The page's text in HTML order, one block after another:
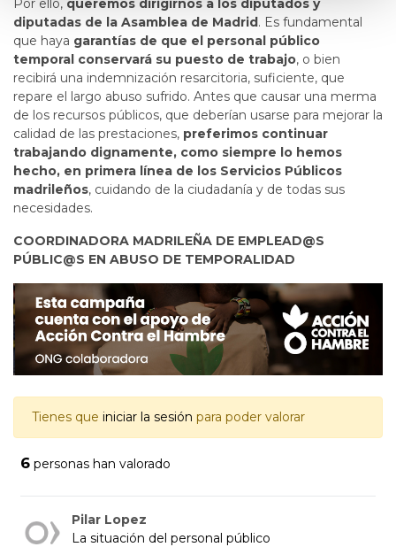
diputadas de la Asamblea de Madrid. Es fundamental
que haya garantías de que el personal público
temporal conservará su puesto de trabajo, o bien
recibirá una indemnización resarcitoria, suficiente, que
repare el largo abuso sufrido. Antes que causar una merma
de los recursos públicos, que deberían usarse para mejorar la
calidad de las prestaciones, preferimos continuar
trabajando dignamente, como siempre lo hemos
hecho, en primera línea de los Servicios Públicos
madrileños, cuidando de la ciudadanía y de todas sus
necesidades.
COORDINADORA MADRILEÑA DE EMPLEAD@S
PÚBLIC@S EN ABUSO DE TEMPORALIDAD
Tienes que iniciar la sesión para poder valorar
6 personas han valorado
Pilar Lopez
La situación del personal público